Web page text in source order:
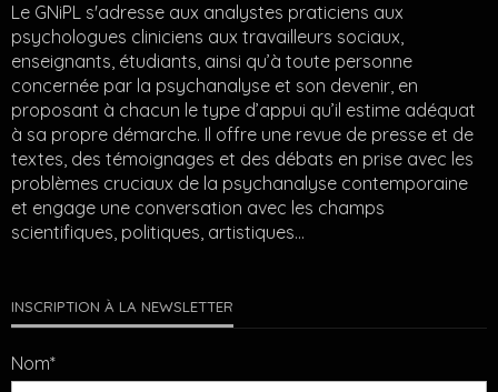
Le GNiPL s'adresse aux analystes praticiens aux
psychologues cliniciens aux travailleurs sociaux,
enseignants, étudiants, ainsi qu’à toute personne
concernée par la psychanalyse et son devenir, en
proposant à chacun le type d’appui qu’il estime adéquat
à sa propre démarche. Il offre une revue de presse et de
textes, des témoignages et des débats en prise avec les
problèmes cruciaux de la psychanalyse contemporaine
et engage une conversation avec les champs
scientifiques, politiques, artistiques…
INSCRIPTION À LA NEWSLETTER
Nom*